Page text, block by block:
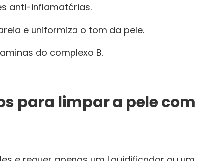
anti-inflamatórias.
e uniformiza o tom da pele.
do complexo B.
para limpar a pele com